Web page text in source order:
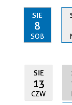
SIE
8
SOB
SIE
13
CZW